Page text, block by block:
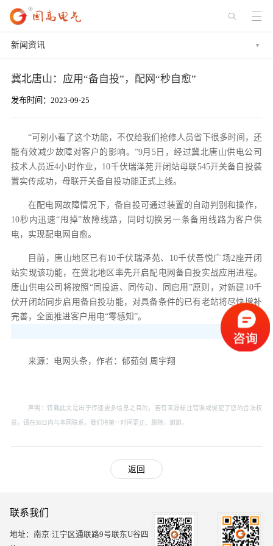
新闻资讯
冀北唐山：应用“备自投”，配网“秒自愈”
发布时间：2023-09-25
“可别小看了这个功能，不仅给我们抢修人员省下很多时间，还
能有效减少故障对客户的影响。”9月5日，经过冀北唐山供电公司
技术人员近4小时作业，10千伏瑞泽苑开闭站母联545开关备自投装
置实传成功，母联开关备自投功能正式上线。
在配电网故障情况下，备自投可通过装置的自动判别和操作，
10秒内迅速“甩掉”故障线路，同时切换另一条备用线路为客户供
电，实现配电网自愈。
目前，唐山地区已有10千伏瑞泽苑、10千伏吾悦广场2座开闭
站实现该功能，在冀北地区率先开启配电网备自投实战应用进程。
唐山供电公司将按照“同投运、同传动、同启用”原则，对新建10千
伏开闭站同步启用备自投功能，对具备条件的已有老站将尽快增补
完善，全面推进客户用电“零感知”。
来源：电网头条，作者：郁茹剑 周宇翔
声明：转载此文是出于传递更多信息之目的，若有来源标注错误或侵犯了您的合法权
益，请在30日内与本网联系，我们将第一时间更正、删除，谢谢。
返回
联系我们
地址：南京·江宁区通联路9号联东U谷四